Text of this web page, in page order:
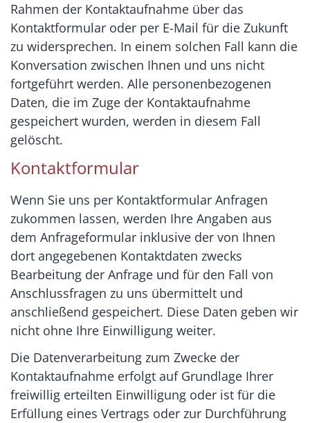
Rahmen der Kontaktaufnahme über das
Kontaktformular oder per E-Mail für die Zukunft
zu widersprechen. In einem solchen Fall kann die
Konversation zwischen Ihnen und uns nicht
fortgeführt werden. Alle personenbezogenen
Daten, die im Zuge der Kontaktaufnahme
gespeichert wurden, werden in diesem Fall
gelöscht.
Kontaktformular
Wenn Sie uns per Kontaktformular Anfragen
zukommen lassen, werden Ihre Angaben aus
dem Anfrageformular inklusive der von Ihnen
dort angegebenen Kontaktdaten zwecks
Bearbeitung der Anfrage und für den Fall von
Anschlussfragen zu uns übermittelt und
anschließend gespeichert. Diese Daten geben wir
nicht ohne Ihre Einwilligung weiter.
Die Datenverarbeitung zum Zwecke der
Kontaktaufnahme erfolgt auf Grundlage Ihrer
freiwillig erteilten Einwilligung oder ist für die
Erfüllung eines Vertrags oder zur Durchführung